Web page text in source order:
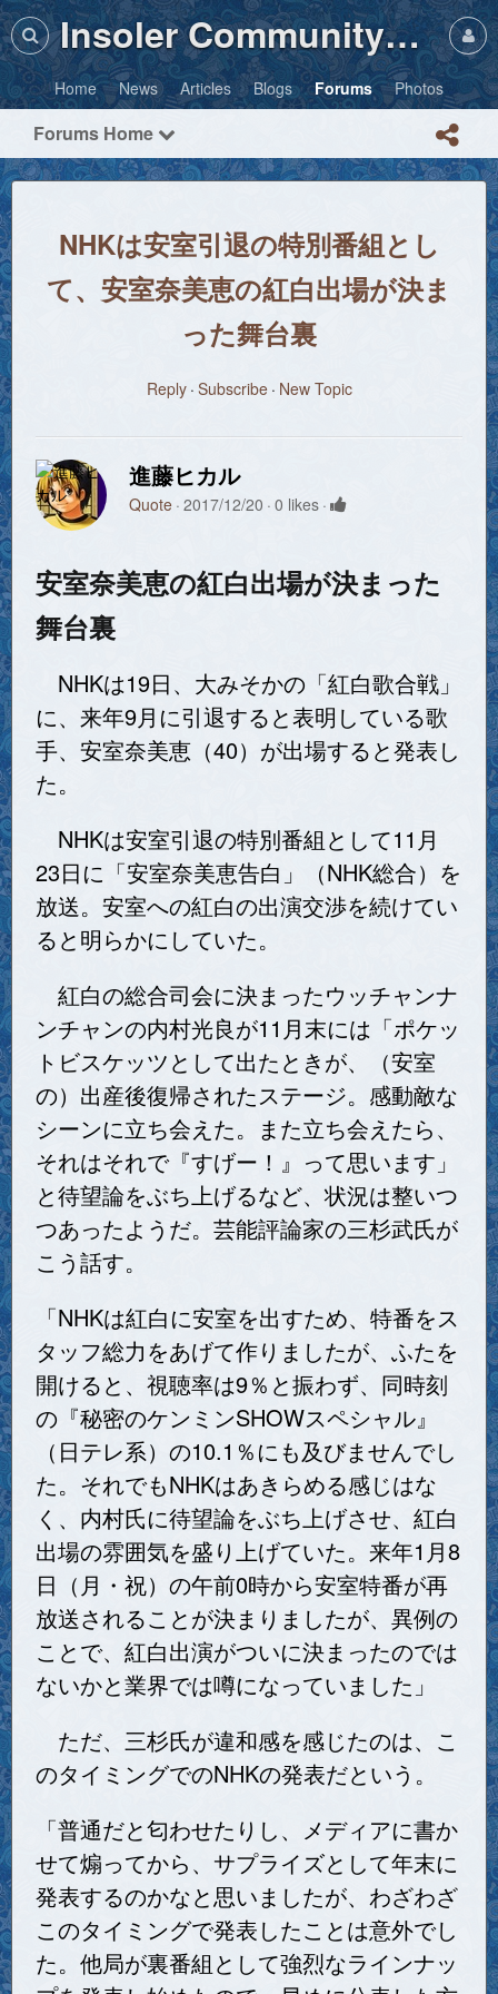
Insoler Community・Photos
Home News Articles Blogs Forums Photos
Forums Home
NHKは安室引退の特別番組とし
て、安室奈美恵の紅白出場が決ま
った舞台裏
Reply Subscribe New Topic
進藤ヒカル
Quote 2017/12/20 0 likes
安室奈美恵の紅白出場が決まった
舞台裏
NHKは19日、大みそかの「紅白歌合戦」
に、来年9月に引退すると表明している歌
手、安室奈美恵（40）が出場すると発表し
た。
NHKは安室引退の特別番組として11月
23日に「安室奈美恵告白」（NHK総合）を
放送。安室への紅白の出演交渉を続けてい
ると明らかにしていた。
紅白の総合司会に決まったウッチャンナ
ンチャンの内村光良が11月末には「ポケッ
トビスケッツとして出たときが、（安室
の）出産後復帰されたステージ。感動敵な
シーンに立ち会えた。また立ち会えたら、
それはそれで『すげー！』って思います」
と待望論をぶち上げるなど、状況は整いつ
つあったようだ。芸能評論家の三杉武氏が
こう話す。
「NHKは紅白に安室を出すため、特番をス
タッフ総力をあげて作りましたが、ふたを
開けると、視聴率は9％と振わず、同時刻
の『秘密のケンミンSHOWスペシャル』
（日テレ系）の10.1％にも及びませんでし
た。それでもNHKはあきらめる感じはな
く、内村氏に待望論をぶち上げさせ、紅白
出場の雰囲気を盛り上げていた。来年1月8
日（月・祝）の午前0時から安室特番が再
放送されることが決まりましたが、異例の
ことで、紅白出演がついに決まったのでは
ないかと業界では噂になっていました」
ただ、三杉氏が違和感を感じたのは、こ
のタイミングでのNHKの発表だという。
「普通だと匂わせたりし、メディアに書か
せて煽ってから、サプライズとして年末に
発表するのかなと思いましたが、わざわざ
このタイミングで発表したことは意外でし
た。他局が裏番組として強烈なラインナッ